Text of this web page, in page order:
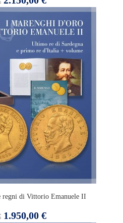
regni di Vittorio Emanuele II
Prezzo
1.950,00 €